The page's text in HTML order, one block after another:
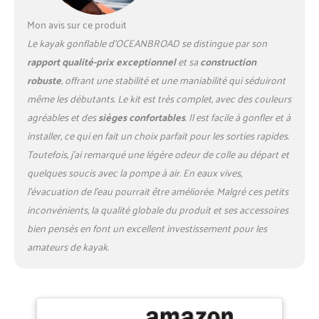
en toute sécurité. Profitez du
confort : le sol à point
tombant peut fournir plus
de rigidité et de soutien que
le sol en forme de poutre en
I, et la surface sera plus plate
pour vous asseoir. Le siège
rembourré en EVA offre un
soutien dorsal supérieur, le
repose-pieds assure une
position assise détendue. Le
trou de vidange évacuera
l'excès d'eau en temps
opportun. Toujours vous
assure la rigidité, l'aileron
amovible offre une
Mon avis sur ce produit
Le kayak gonflable d’OCEANBROAD se distingue par son
rapport qualité-prix exceptionnelet saconstruction
robuste, offrant une stabilité et une maniabilité qui séduiront
même les débutants. Le kit est très complet, avec des couleurs
agréables et dessièges confortables. Il est facile à gonfler et à
installer, ce qui en fait un choix parfait pour les sorties rapides.
Toutefois, j’ai remarqué une légère odeur de colle au départ et
quelques soucis avec la pompe à air. En eaux vives,
l’évacuation de l’eau pourrait être améliorée. Malgré ces petits
inconvénients, la qualité globale du produit et ses accessoires
bien pensés en font un excellent investissement pour les
amateurs de kayak.